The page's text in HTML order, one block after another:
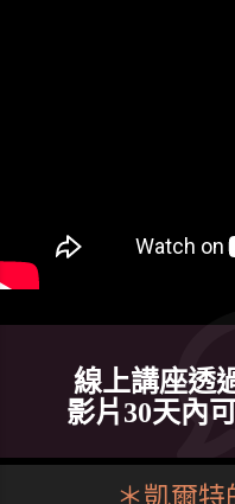
線上講座透
影片30天內
＊凱爾特